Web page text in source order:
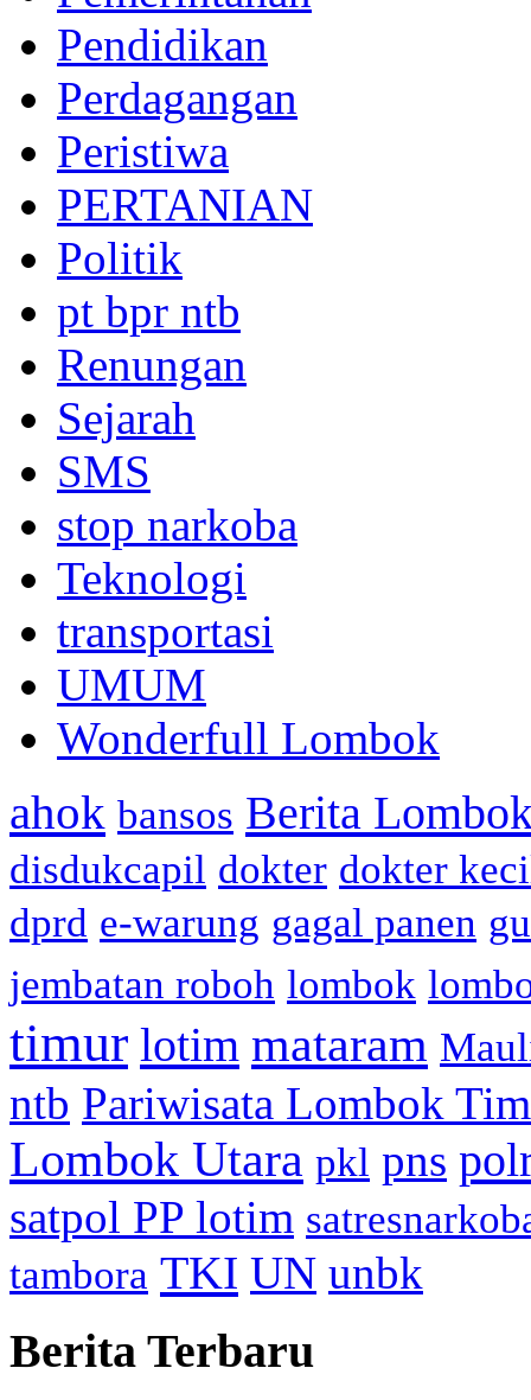
Pendidikan
Perdagangan
Peristiwa
PERTANIAN
Politik
pt bpr ntb
Renungan
Sejarah
SMS
stop narkoba
Teknologi
transportasi
UMUM
Wonderfull Lombok
ahok bansos Berita
disdukcapil dokter dokter
dprd e-warung gagal panen
jembatan roboh lombok
timur lotim mataram
ntb Pariwisata Lombok
Lombok Utara pkl pns
satpol PP lotim
tambora TKI UN unbk
Berita Terbaru